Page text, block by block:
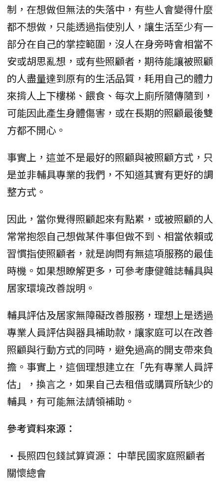
制，在想做但無法的失落中，有些人會變得什麼
都不想做，只能透過指使別人，讓生活至少有一
部分在自己的掌控範圍，沒人在身旁時會相當不
安或胡思亂想，或有些照顧者，期待能讓被照顧
的人盡量達到原有的生活品質，耗用自己的體力
來揹人上下樓梯、餵食、每次上廁所隨傳隨到，
可能因此產生身體傷害，或在長期的照顧最後雙
方都不開心。
事實上，這並不是最好的照顧與被照顧方式，只
是並非輔具專業的我們，不知道其實有更好的調
整方式。
因此，當你覺得照顧起來有點累，或被照顧的人
常常抱怨自己想做某件事但做不到、相當依賴或
習慣指使照顧者，就是詢問有無這項服務的最佳
時機。如果想瞭解更多，可參考康健雜誌輔具與
居家環境改善說明。
輔具評估及居家無障礙改善服務，理想上是透過
專業人員評估與器具補助款，讓家庭可以在改善
照顧與行動方式的同時，避免過高的開支帶來負
擔。事實上，這個理想建立在「先有專業人員評
估」，換言之，如果自己去租借或購買所缺少的
輔具，有可能無法請領補助。
參考資料來源：
•長照四包錢試算資源： 中華民國家庭照顧者
關懷總會